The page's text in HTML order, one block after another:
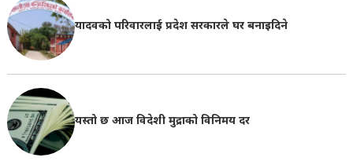
यादवको परिवारलाई प्रदेश सरकारले घर बनाइदिने
यस्तो छ आज विदेशी मुद्राको विनिमय दर